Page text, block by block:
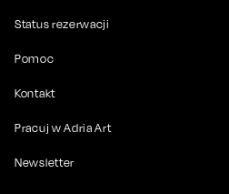
Status rezerwacji
Pomoc
Kontakt
Pracuj w Adria Art
Newsletter